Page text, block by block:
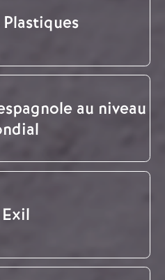
au niveau
Exil